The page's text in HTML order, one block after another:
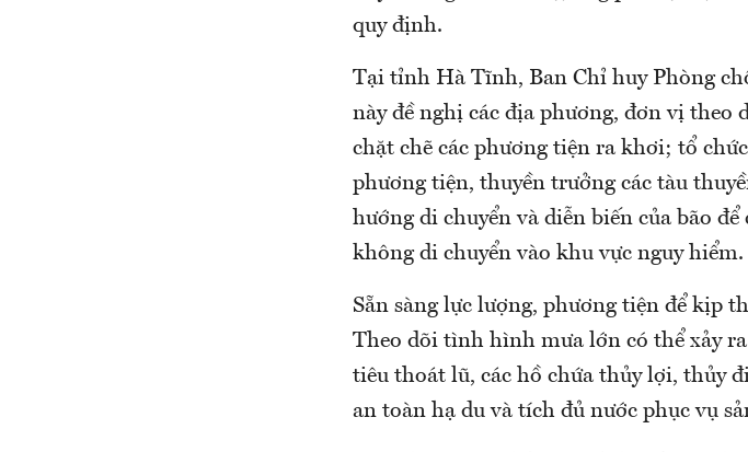
quy định.
Tại tỉnh Hà Tĩnh, Ban Chỉ huy Phòng
này đề nghị các địa phương, đơn vị theo
chặt chẽ các phương tiện ra khơi; tổ
phương tiện, thuyền trưởng các tàu
hướng di chuyển và diễn biến của bão
không di chuyển vào khu vực nguy hiểm.
Sẵn sàng lực lượng, phương tiện để kịp
Theo dõi tình hình mưa lớn có thể xảy
tiêu thoát lũ, các hồ chứa thủy lợi, thủy
an toàn hạ du và tích đủ nước phục vụ